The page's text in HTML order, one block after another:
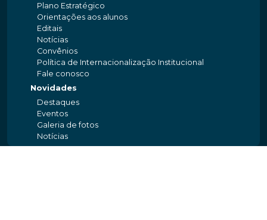
Plano Estratégico
Orientações aos alunos
Editais
Notícias
Convênios
Política de Internacionalização Institucional
Fale conosco
Novidades
Destaques
Eventos
Galeria de fotos
Notícias